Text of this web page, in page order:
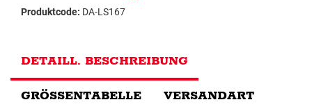
Produktcode: DA-LS167
DETAILL. BESCHREIBUNG
GRÖSSENTABELLE VERSANDART